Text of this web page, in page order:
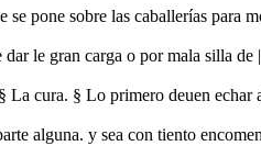
se pone sobre las caballerías para
dar le gran carga o por mala silla
La cura. § Lo primero deuen
alguna. y sea con tiento